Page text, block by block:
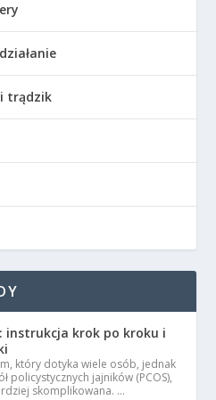
trądzik
instrukcja krok po kroku i
który dotyka wiele osób, jednak
policystycznych jajników (PCOS),
skomplikowana. …